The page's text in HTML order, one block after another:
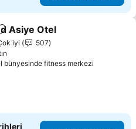
ekle
Asiye Otel
iyi
507
bünyesinde fitness merkezi